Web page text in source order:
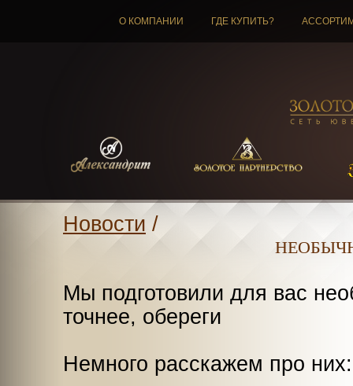
О КОМПАНИИ ГДЕ КУПИТЬ?
Новости /
Мы подготовили для вас
точнее, обереги
Немного расскажем про них: